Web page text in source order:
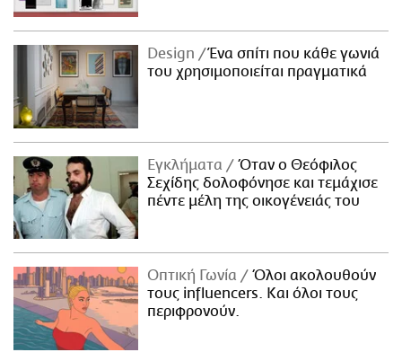
Design
Ένα σπίτι που κάθε γωνιά
του χρησιμοποιείται πραγματικά
Εγκλήματα
Όταν ο Θεόφιλος
Σεχίδης δολοφόνησε και τεμάχισε
πέντε μέλη της οικογένειάς του
Οπτική Γωνία
Όλοι ακολουθούν
τους influencers. Και όλοι τους
περιφρονούν.